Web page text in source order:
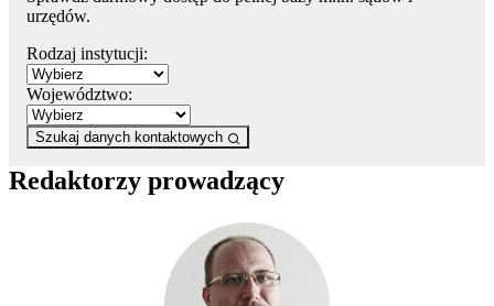
urzędów.
Rodzaj instytucji:
Województwo:
Szukaj danych kontaktowych
Redaktorzy prowadzący